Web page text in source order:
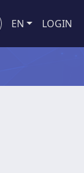
EN LOGIN